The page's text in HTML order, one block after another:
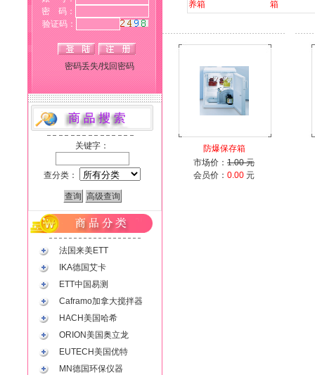
密 码：
验证码：
密码丢失/找回密码
关键字：
查分类：
法国来美ETT
IKA德国艾卡
ETT中国易测
Caframo加拿大搅拌器
HACH美国哈希
ORION美国奥立龙
EUTECH美国优特
MN德国环保仪器
养箱
箱
防爆保存箱
市场价： 1.00 元
会员价： 0.00 元